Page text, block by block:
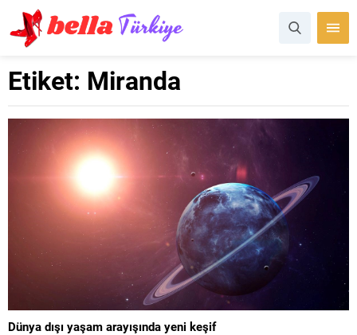
Etiket: Miranda
Dünya dışı yaşam arayışında yeni keşif